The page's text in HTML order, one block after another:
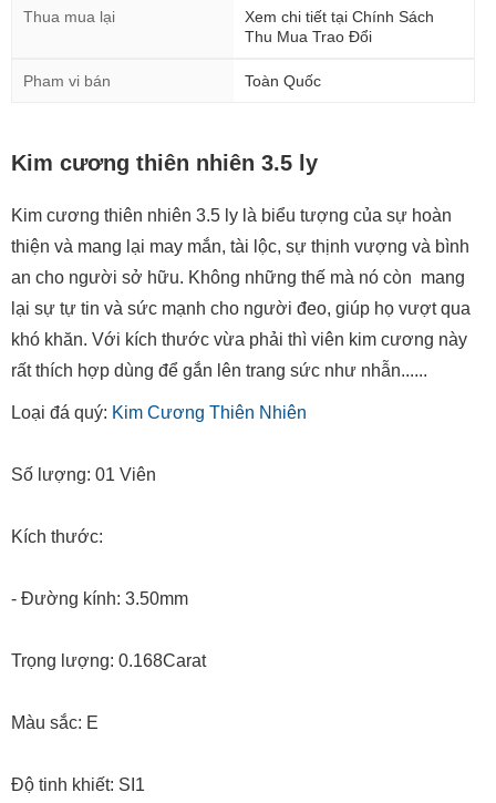
Thua mua lại
Xem chi tiết tại Chính Sách
Thu Mua Trao Đổi
Pham vi bán Toàn Quốc
Kim cương thiên nhiên 3.5 ly
Kim cương thiên nhiên 3.5 ly là biểu tượng của sự hoàn
thiện và mang lại may mắn, tài lộc, sự thịnh vượng và bình
an cho người sở hữu. Không những thế mà nó còn mang
lại sự tự tin và sức mạnh cho người đeo, giúp họ vượt qua
khó khăn. Với kích thước vừa phải thì viên kim cương này
rất thích hợp dùng để gắn lên trang sức như nhẫn......
Loại đá quý: Kim Cương Thiên Nhiên
Số lượng: 01 Viên
Kích thước:
- Đường kính: 3.50mm
Trọng lượng: 0.168Carat
Màu sắc: E
Độ tinh khiết: SI1